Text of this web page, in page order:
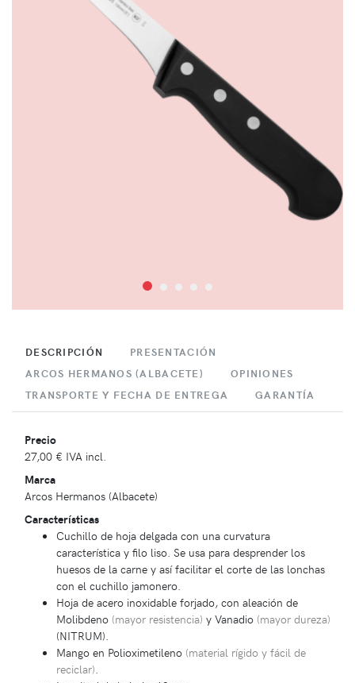
DESCRIPCIÓN
PRESENTACIÓN
ARCOS HERMANOS (ALBACETE)
OPINIONES
TRANSPORTE Y FECHA DE ENTREGA
GARANTÍA
Precio
27,00 € IVA incl.
Marca
Arcos Hermanos (Albacete)
Características
Cuchillo de hoja delgada con una curvatura
característica y filo liso. Se usa para desprender los
huesos de la carne y así facilitar el corte de las lonchas
con el cuchillo jamonero.
Hoja de acero inoxidable forjado, con aleación de
Molibdeno (mayor resistencia) y Vanadio (mayor dureza)
(NITRUM).
Mango en Polioximetileno (material rígido y fácil de
reciclar).